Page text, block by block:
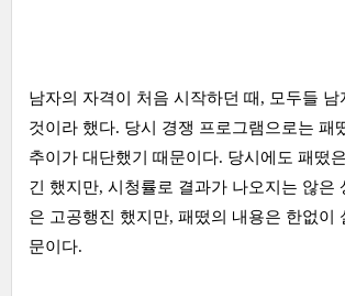
남자의 자격이 처음 시작하던 때, 모두들 남
것이라 했다. 당시 경쟁 프로그램으로는 패
추이가 대단했기 때문이다. 당시에도 패떴
긴 했지만, 시청률로 결과가 나오지는 않은
은 고공행진 했지만, 패떴의 내용은 한없이
문이다.